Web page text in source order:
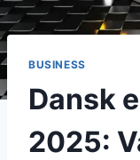
BUSINESS
Dansk
2025: